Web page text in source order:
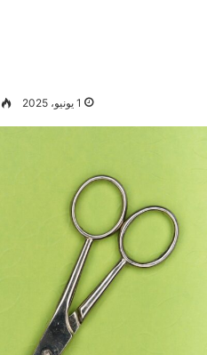
1 يونيو، 2025